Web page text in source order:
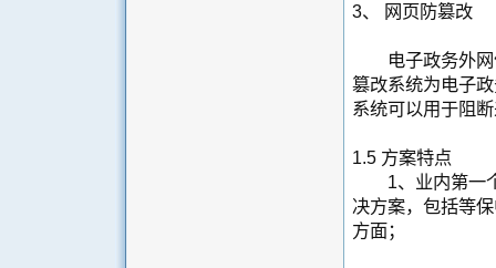
3、 网页防篡改
电子政务外网
篡改系统为电子
系统可以用于阻
1.5 方案特点
1、业内第一个
决方案，包括等
方面；